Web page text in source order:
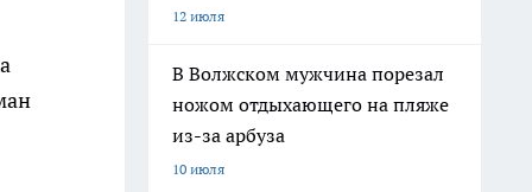
12 июля
В Волжском мужчина порезал
ножом отдыхающего на пляже
из-за арбуза
10 июля